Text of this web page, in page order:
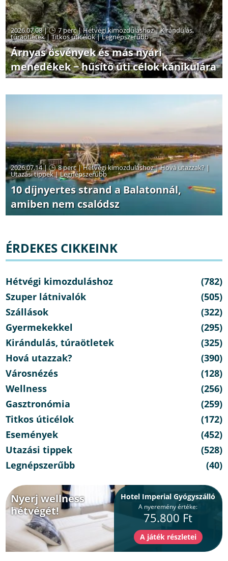
2026.07.08 | 7 perc|Hétvégi kimozduláshoz|Kirándulás,
túraötletek|Titkos úticélok|Legnépszerűbb
Árnyas ösvények és más nyári
menedékek − hűsítő úti célok kánikulára
2026.07.14 | 8 perc|Hétvégi kimozduláshoz|Hová utazzak? |
Utazási tippek|Legnépszerűbb
10 díjnyertes strand a Balatonnál,
amiben nem csalódsz
ÉRDEKES CIKKEINK
Hétvégi kimozduláshoz
(782)
Szuper látnivalók
(505)
Szállások
(322)
Gyermekekkel
(295)
Kirándulás, túraötletek
(325)
Hová utazzak?
(390)
Városnézés
(128)
Wellness
(256)
Gasztronómia
(259)
Titkos úticélok
(172)
Események
(452)
Utazási tippek
(528)
Legnépszerűbb
(40)
Nyerj wellness
hétvégét!
Hotel Imperial Gyógyszálló
A nyeremény értéke:
75.800 Ft